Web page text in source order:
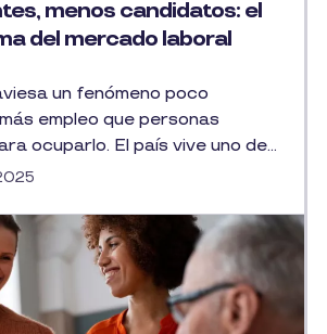
menos candidatos: el
del mercado laboral
un fenómeno poco
empleo que personas
ocuparlo. El país vive uno de...